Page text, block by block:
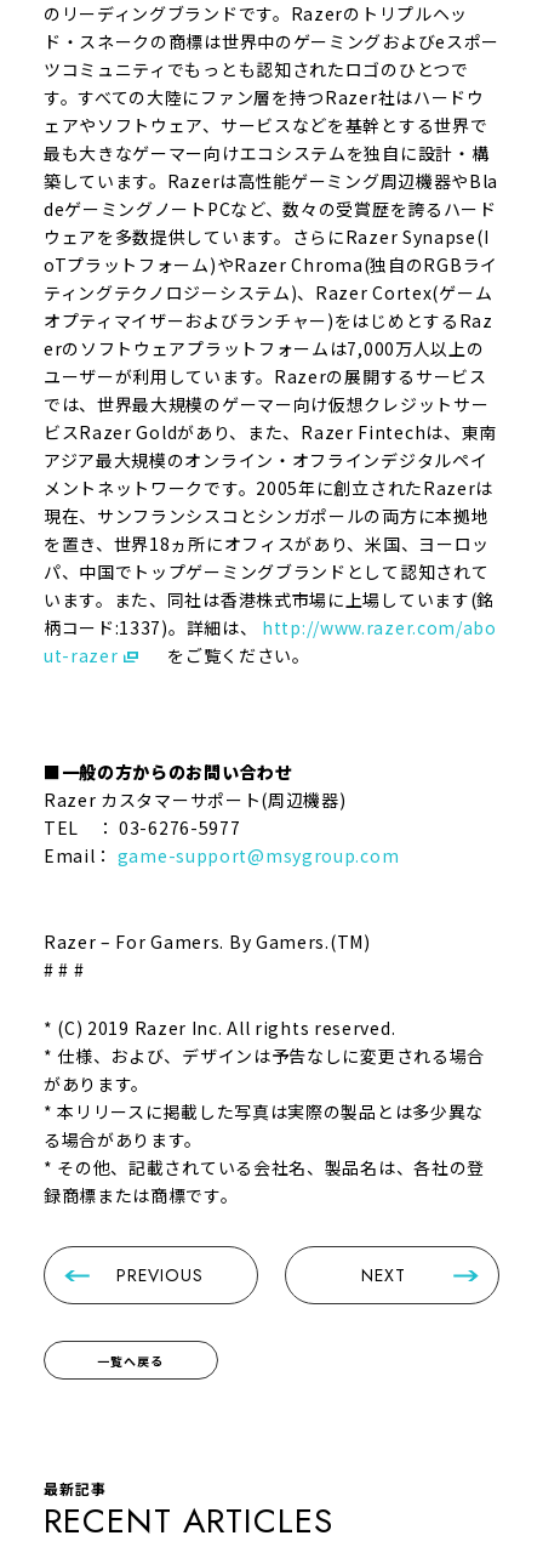
のリーディングブランドです。Razerのトリプルヘッ
ド・スネークの商標は世界中のゲーミングおよびeスポー
ツコミュニティでもっとも認知されたロゴのひとつで
す。すべての大陸にファン層を持つRazer社はハードウ
ェアやソフトウェア、サービスなどを基幹とする世界で
最も大きなゲーマー向けエコシステムを独自に設計・構
築しています。Razerは高性能ゲーミング周辺機器やBla
deゲーミングノートPCなど、数々の受賞歴を誇るハード
ウェアを多数提供しています。さらにRazer Synapse(I
oTプラットフォーム)やRazer Chroma(独自のRGBライ
ティングテクノロジーシステム)、Razer Cortex(ゲーム
オプティマイザーおよびランチャー)をはじめとするRaz
erのソフトウェアプラットフォームは7,000万人以上の
ユーザーが利用しています。Razerの展開するサービス
では、世界最大規模のゲーマー向け仮想クレジットサー
ビスRazer Goldがあり、また、Razer Fintechは、東南
アジア最大規模のオンライン・オフラインデジタルペイ
メントネットワークです。2005年に創立されたRazerは
現在、サンフランシスコとシンガポールの両方に本拠地
を置き、世界18ヵ所にオフィスがあり、米国、ヨーロッ
パ、中国でトップゲーミングブランドとして認知されて
います。また、同社は香港株式市場に上場しています(銘
柄コード:1337)。詳細は、 http://www.razer.com/abo
ut-razer
をご覧ください。
■一般の方からのお問い合わせ
Razer カスタマーサポート(周辺機器)
TEL ： 03-6276-5977
Email： game-support@msygroup.com
Razer – For Gamers. By Gamers.(TM)
# # #
* (C) 2019 Razer Inc. All rights reserved.
* 仕様、および、デザインは予告なしに変更される場合
があります。
* 本リリースに掲載した写真は実際の製品とは多少異な
る場合があります。
* その他、記載されている会社名、製品名は、各社の登
録商標または商標です。
PREVIOUS NEXT
一覧へ戻る
最新記事
RECENT ARTICLES